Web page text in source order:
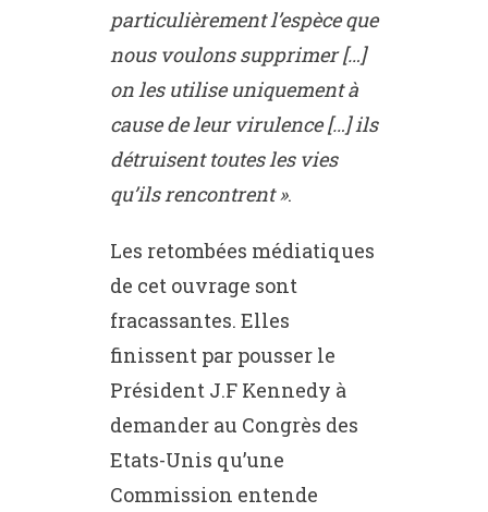
particulièrement l’espèce que
nous voulons supprimer […]
on les utilise uniquement à
cause de leur virulence […] ils
détruisent toutes les vies
qu’ils rencontrent ».
Les retombées médiatiques
de cet ouvrage sont
fracassantes. Elles
finissent par pousser le
Président J.F Kennedy à
demander au Congrès des
Etats-Unis qu’une
Commission entende